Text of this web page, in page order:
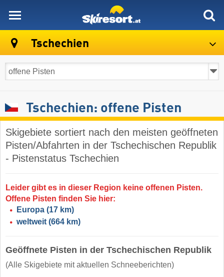
Tschechien
Tschechien: offene Pisten
Skigebiete sortiert nach den meisten geöffneten
Pisten/Abfahrten in der Tschechischen Republik
- Pistenstatus Tschechien
Leider gibt es in dieser Region keine offenen Pisten.
Offene Pisten finden Sie hier:
Europa (17 km)
weltweit (664 km)
Geöffnete Pisten in der Tschechischen Republik
(Alle Skigebiete mit aktuellen Schneeberichten)